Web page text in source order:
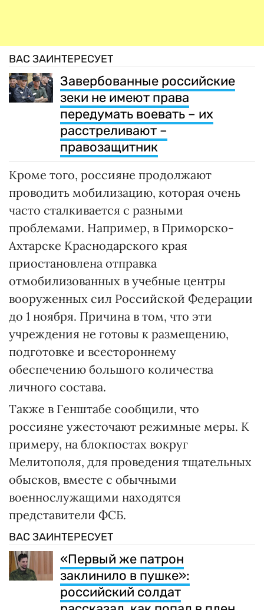
ВАС ЗАИНТЕРЕСУЕТ
Завербованные российские
зеки не имеют права
передумать воевать – их
расстреливают –
правозащитник
Кроме того, россияне продолжают
проводить мобилизацию, которая очень
часто сталкивается с разными
проблемами. Например, в Приморско-
Ахтарске Краснодарского края
приостановлена отправка
отмобилизованных в учебные центры
вооруженных сил Российской Федерации
до 1 ноября. Причина в том, что эти
учреждения не готовы к размещению,
подготовке и всестороннему
обеспечению большого количества
личного состава.
Также в Генштабе сообщили, что
россияне ужесточают режимные меры. К
примеру, на блокпостах вокруг
Мелитополя, для проведения тщательных
обысков, вместе с обычными
военнослужащими находятся
представители ФСБ.
ВАС ЗАИНТЕРЕСУЕТ
«Первый же патрон
заклинило в пушке»:
российский солдат